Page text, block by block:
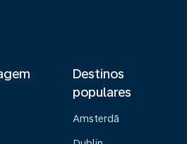
Destinos
populares
Amsterdã